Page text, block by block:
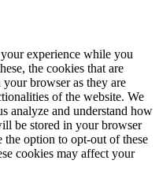
experience while you
the cookies that are
your browser as they are
of the website. We
analyze and understand how
be stored in your browser
option to opt-out of these
cookies may affect your